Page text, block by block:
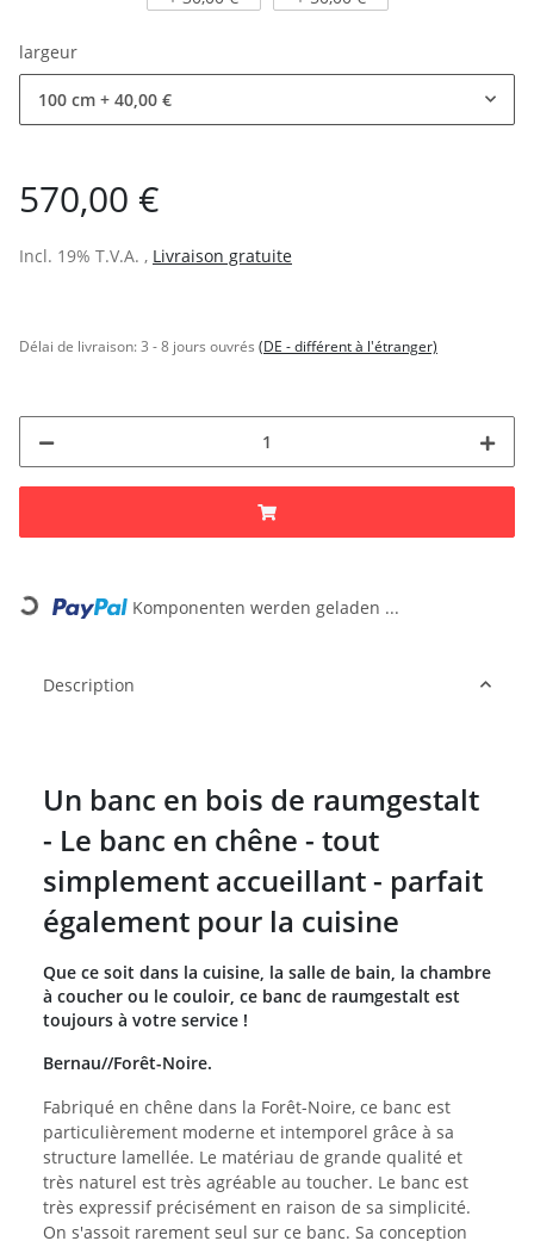
largeur
100 cm + 40,00 €
570,00 €
Incl. 19% T.V.A. , Livraison gratuite
Délai de livraison:3 - 8 jours ouvrés (DE - différent à l'étranger)
Loading... Komponenten werden geladen ...
Description
Un banc en bois de raumgestalt
- Le banc en chêne - tout
simplement accueillant - parfait
également pour la cuisine
Que ce soit dans la cuisine, la salle de bain, la chambre
à coucher ou le couloir, ce banc de raumgestalt est
toujours à votre service !
Bernau//Forêt-Noire.
Fabriqué en chêne dans la Forêt-Noire, ce banc est
particulièrement moderne et intemporel grâce à sa
structure lamellée. Le matériau de grande qualité et
très naturel est très agréable au toucher. Le banc est
très expressif précisément en raison de sa simplicité.
On s'assoit rarement seul sur ce banc. Sa conception